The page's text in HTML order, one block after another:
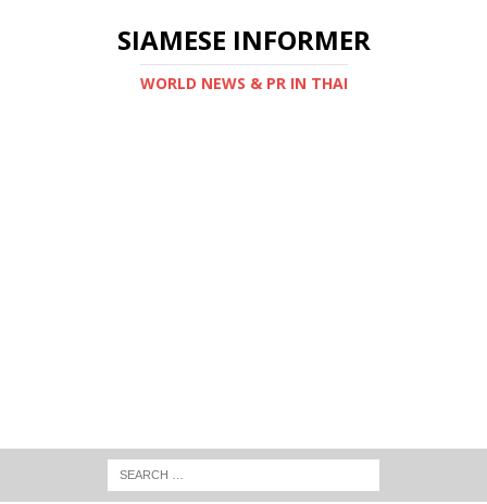
SIAMESE INFORMER
WORLD NEWS & PR IN THAI